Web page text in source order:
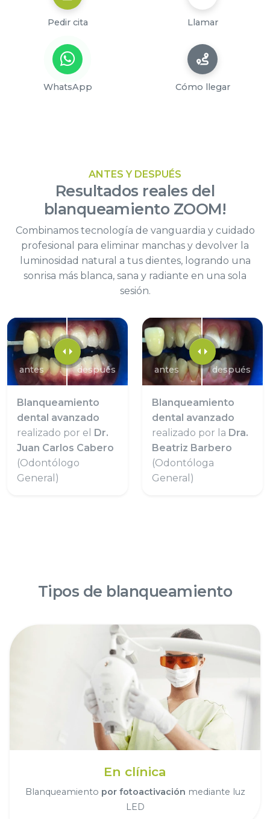
Pedir cita Llamar
WhatsApp Cómo llegar
ANTES Y DESPUÉS
Resultados reales del
blanqueamiento ZOOM!
Combinamos tecnología de vanguardia y cuidado
profesional para eliminar manchas y devolver la
luminosidad natural a tus dientes, logrando una
sonrisa más blanca, sana y radiante en una sola
sesión.
después
antes
Blanqueamiento
dental avanzado
realizado por el Dr.
Juan Carlos Cabero
(Odontólogo
General)
después
antes
Blanqueamiento
dental avanzado
realizado por la Dra.
Beatriz Barbero
(Odontóloga
General)
Tipos de blanqueamiento
En clínica
Blanqueamiento por fotoactivación mediante luz
LED